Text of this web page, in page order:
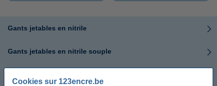
Cookies sur 123encre.be
Gants jetables en nitrile
Gants jetables en nitrile souple